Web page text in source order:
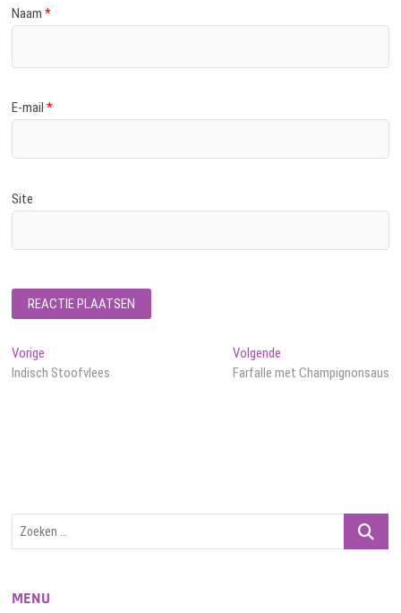
Naam*
E-mail*
Site
Bericht
navigatie
Vorige
bericht:
Indisch Stoofvlees
VolgendeVolgend
bericht:
Farfalle met Champignonsaus
Zoeken
MENU